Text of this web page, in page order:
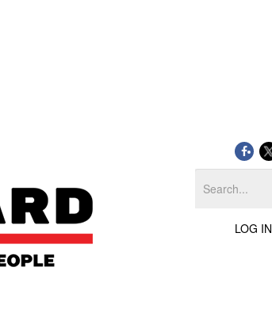
LOG IN